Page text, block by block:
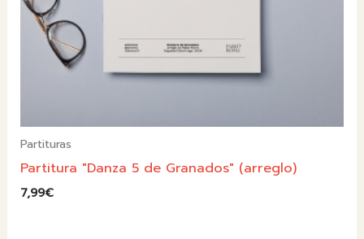
Partituras
Partitura "Danza 5 de Granados" (arreglo)
7,99€